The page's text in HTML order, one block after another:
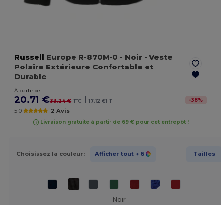
Russell Europe R-870M-0 - Noir - Veste
Polaire Extérieure Confortable et
Durable
À partir de
20.71 €33.24 € TTC | 17.12 €HT -38%
5.0 2 Avis
Livraison gratuite à partir de 69 € pour cet entrepôt !
Choisissez la couleur: Afficher tout + 6 Tailles
Noir